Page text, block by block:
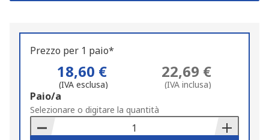
Prezzo per 1 paio*
18,60 €
(IVA esclusa)
22,69 €
(IVA inclusa)
Add
to
Basket
Paio/a
Selezionare o digitare la quantità